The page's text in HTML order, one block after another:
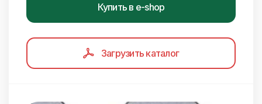
Купить в e-shop
Загрузить каталог